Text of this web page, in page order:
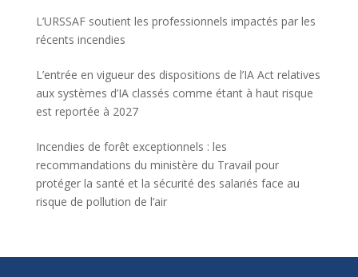
L’URSSAF soutient les professionnels impactés par les
récents incendies
L’entrée en vigueur des dispositions de l’IA Act relatives
aux systèmes d’IA classés comme étant à haut risque
est reportée à 2027
Incendies de forêt exceptionnels : les
recommandations du ministère du Travail pour
protéger la santé et la sécurité des salariés face au
risque de pollution de l’air